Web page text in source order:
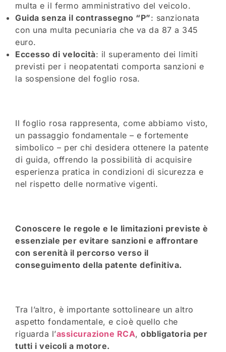
multa e il fermo amministrativo del veicolo.
Guida senza il contrassegno “P”: sanzionata
con una multa pecuniaria che va da 87 a 345
euro.
Eccesso di velocità: il superamento dei limiti
previsti per i neopatentati comporta sanzioni e
la sospensione del foglio rosa.
Il foglio rosa rappresenta, come abbiamo visto,
un passaggio fondamentale – e fortemente
simbolico – per chi desidera ottenere la patente
di guida, offrendo la possibilità di acquisire
esperienza pratica in condizioni di sicurezza e
nel rispetto delle normative vigenti.
Conoscere le regole e le limitazioni previste è
essenziale per evitare sanzioni e affrontare
con serenità il percorso verso il
conseguimento della patente definitiva.
Tra l’altro, è importante sottolineare un altro
aspetto fondamentale, e cioè quello che
riguarda l’assicurazione RCA, obbligatoria per
tutti i veicoli a motore.